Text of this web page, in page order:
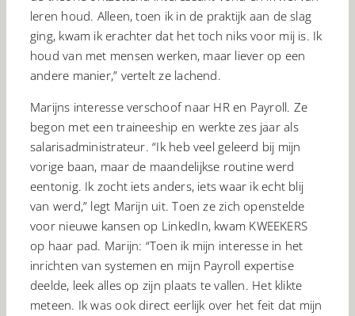
leren houd. Alleen, toen ik in de praktijk aan de slag
ging, kwam ik erachter dat het toch niks voor mij is. Ik
houd van met mensen werken, maar liever op een
andere manier,” vertelt ze lachend.
Marijns interesse verschoof naar HR en Payroll. Ze
begon met een traineeship en werkte zes jaar als
salarisadministrateur. “Ik heb veel geleerd bij mijn
vorige baan, maar de maandelijkse routine werd
eentonig. Ik zocht iets anders, iets waar ik echt blij
van werd,” legt Marijn uit. Toen ze zich openstelde
voor nieuwe kansen op LinkedIn, kwam KWEEKERS
op haar pad. Marijn: “Toen ik mijn interesse in het
inrichten van systemen en mijn Payroll expertise
deelde, leek alles op zijn plaats te vallen. Het klikte
meteen. Ik was ook direct eerlijk over het feit dat mijn